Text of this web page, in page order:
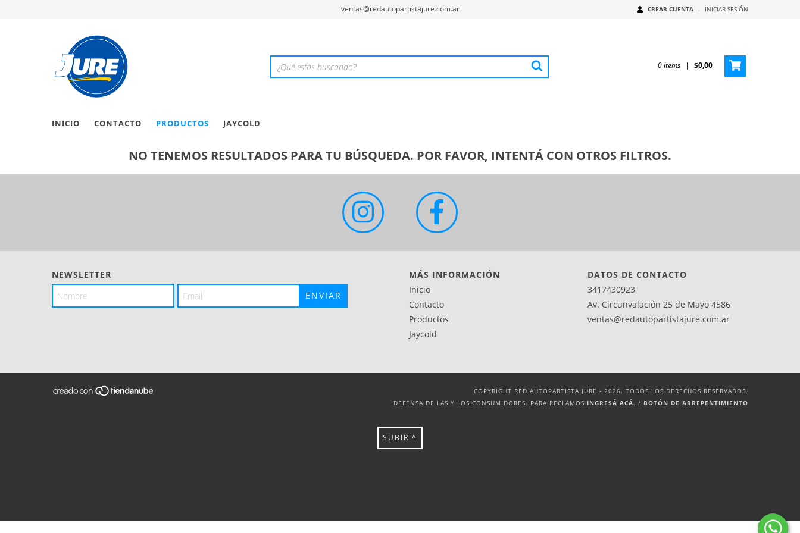
ventas@redautopartistajure.com.ar CREAR CUENTA - INICIAR SESIÓN
0Items | $0,00
INICIO CONTACTO PRODUCTOS JAYCOLD
NO TENEMOS RESULTADOS PARA TU BÚSQUEDA. POR FAVOR, INTENTÁ CON OTROS FILTROS.
NEWSLETTER
MÁS INFORMACIÓN
Inicio
Contacto
Productos
Jaycold
DATOS DE CONTACTO
3417430923
Av. Circunvalación 25 de Mayo 4586
ventas@redautopartistajure.com.ar
COPYRIGHT RED AUTOPARTISTA JURE - 2026. TODOS LOS DERECHOS RESERVADOS.
DEFENSA DE LAS Y LOS CONSUMIDORES. PARA RECLAMOS INGRESÁ ACÁ. / BOTÓN DE ARREPENTIMIENTO
SUBIR ^